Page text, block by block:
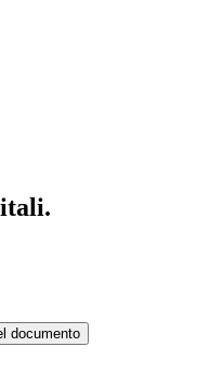
documento